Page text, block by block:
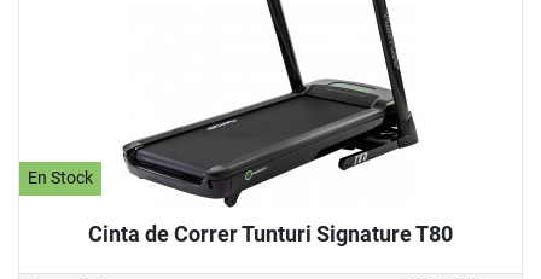
En Stock
Cinta de Correr Tunturi Signature T80